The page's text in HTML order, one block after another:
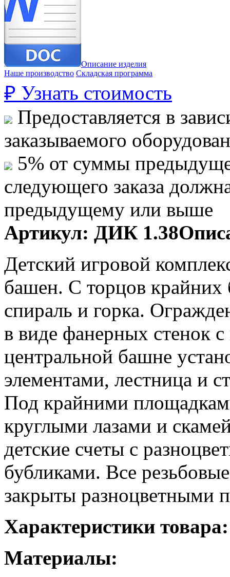
Описание изделия
Наше производство Складская программа
₽ Узнать стоимость
Предоставляется в
заказываемого
5% от суммы
следующего заказа
предыдущему или выше
Артикул: ДИК 1.38
Детский игровой
башен. С торцов
спираль и горка.
в виде фанерных стенок
центральной башне
элементами, лестница и
Под крайними
круглыми лазами и
детские счеты с
бубликами. Все
закрыты разноцветными
Характеристики товара:
Материалы: